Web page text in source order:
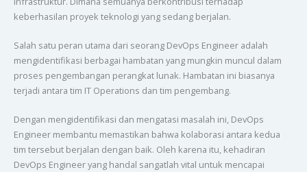
keberhasilan proyek teknologi yang sedang berjalan.
Salah satu peran utama dari seorang DevOps Engineer adalah
mengidentifikasi berbagai hambatan yang mungkin muncul dalam
proses pengembangan perangkat lunak. Hambatan ini biasanya
terjadi antara tim IT Operations dan tim pengembang.
Dengan mengidentifikasi dan mengatasi masalah ini, DevOps
Engineer membantu memastikan bahwa kolaborasi antara kedua
tim tersebut berjalan dengan baik. Oleh karena itu, kehadiran
DevOps Engineer yang handal sangatlah vital untuk mencapai